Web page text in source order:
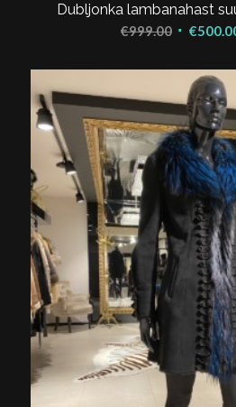
Dubljonka lambanahast
€999.00 Algne
oli:
€999.00.
€